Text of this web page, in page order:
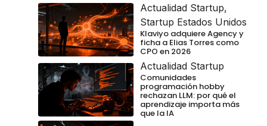
Actualidad Startup,
Startup Estados Unidos
Klaviyo adquiere Agency y
ficha a Elias Torres como
CPO en 2026
Actualidad Startup
Comunidades
programación hobby
rechazan LLM: por qué el
aprendizaje importa más
que la IA